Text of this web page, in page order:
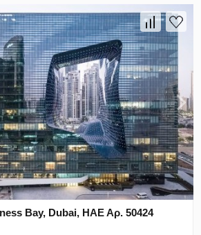
Bay, Dubai, ΗΑΕ Αρ. 50424